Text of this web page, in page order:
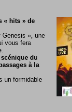
« hits » de
Genesis », une
vous fera
du
à la
un formidable